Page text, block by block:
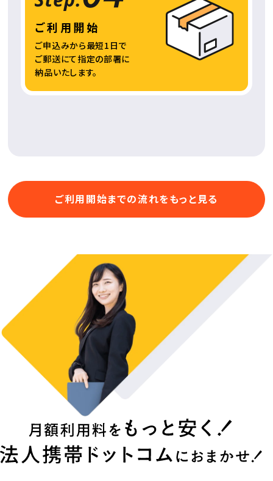
ご利用開始
ご申込みから最短1日で
ご郵送にて指定の部署に
納品いたします。
ご利用開始までの流れをもっと見る